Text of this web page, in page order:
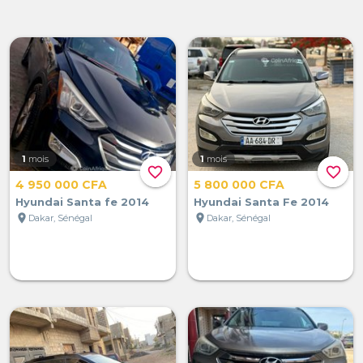
favorite_border
1 mois
4 950 000 CFA
Hyundai Santa fe 2014
location_on Dakar, Sénégal
favorite_border
1 mois
5 800 000 CFA
Hyundai Santa Fe 2014
location_on Dakar, Sénégal